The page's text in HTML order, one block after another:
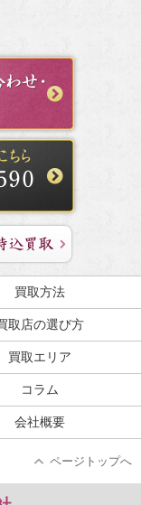
買取方法
取店の選び方
買取エリア
コラム
会社概要
ページトップへ